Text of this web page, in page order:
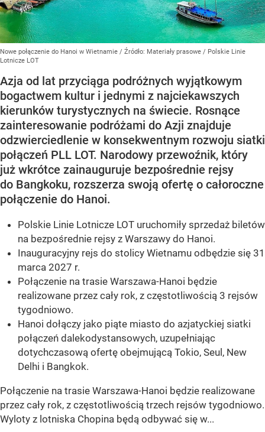
Nowe połączenie do Hanoi w Wietnamie / Źródło: Materiały prasowe / Polskie Linie
Lotnicze LOT
Azja od lat przyciąga podróżnych wyjątkowym
bogactwem kultur i jednymi z najciekawszych
kierunków turystycznych na świecie. Rosnące
zainteresowanie podróżami do Azji znajduje
odzwierciedlenie w konsekwentnym rozwoju siatki
połączeń PLL LOT. Narodowy przewoźnik, który
już wkrótce zainauguruje bezpośrednie rejsy
do Bangkoku, rozszerza swoją ofertę o całoroczne
połączenie do Hanoi.
Polskie Linie Lotnicze LOT uruchomiły sprzedaż biletów
na bezpośrednie rejsy z Warszawy do Hanoi.
Inauguracyjny rejs do stolicy Wietnamu odbędzie się 31
marca 2027 r.
Połączenie na trasie Warszawa-Hanoi będzie
realizowane przez cały rok, z częstotliwością 3 rejsów
tygodniowo.
Hanoi dołączy jako piąte miasto do azjatyckiej siatki
połączeń dalekodystansowych, uzupełniając
dotychczasową ofertę obejmującą Tokio, Seul, New
Delhi i Bangkok.
Połączenie na trasie Warszawa-Hanoi będzie realizowane
przez cały rok, z częstotliwością trzech rejsów tygodniowo.
Wyloty z lotniska Chopina będą odbywać się w...